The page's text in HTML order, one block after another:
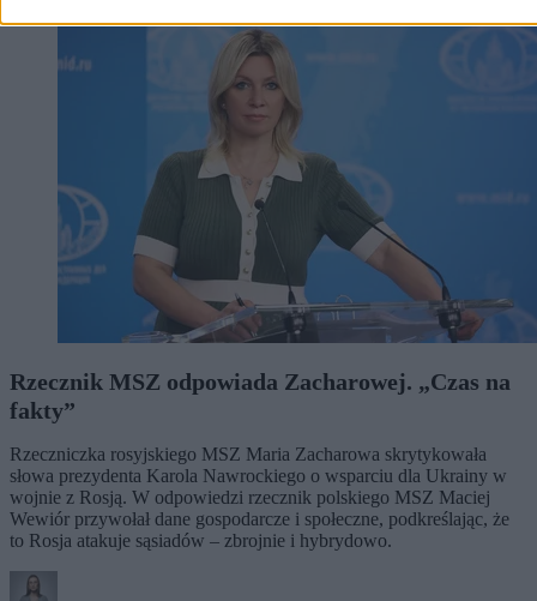
Rzecznik MSZ odpowiada Zacharowej. „Czas na
fakty”
Rzeczniczka rosyjskiego MSZ Maria Zacharowa skrytykowała
słowa prezydenta Karola Nawrockiego o wsparciu dla Ukrainy w
wojnie z Rosją. W odpowiedzi rzecznik polskiego MSZ Maciej
Wewiór przywołał dane gospodarcze i społeczne, podkreślając, że
to Rosja atakuje sąsiadów – zbrojnie i hybrydowo.